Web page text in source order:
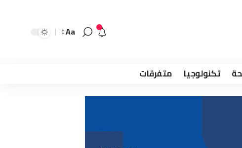
Aa
تكنولوجيا متفرقات